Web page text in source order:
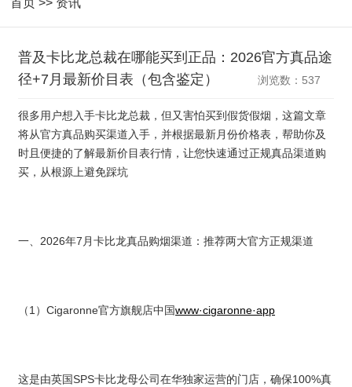
首页 >> 资讯
普及卡比龙总裁在哪能买到正品：2026官方真品途
径+7月最新价目表（包含鉴定）
浏览数：537
很多用户想入手卡比龙总裁，但又害怕买到假货假烟，这篇文章
将从官方真品购买渠道入手，并根据最新月份价格表，帮助你及
时且便捷的了解最新价目表行情，让您快速通过正规真品渠道购
买，从根源上避免踩坑
一、2026年7月卡比龙真品购烟渠道：推荐两大官方正规渠道
（1）Cigaronne官方旗舰店中国www·cigaronne·app
这是由英国SPS卡比龙母公司在华独家运营的门店，确保100%真